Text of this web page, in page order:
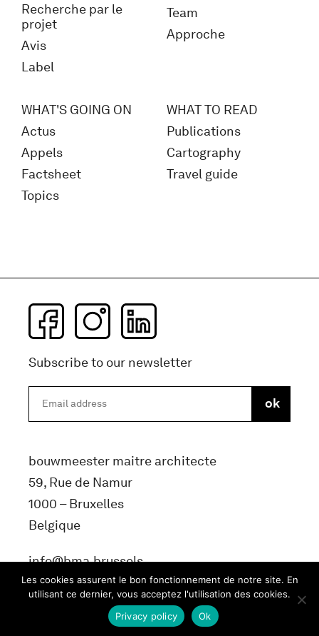
Recherche par le
projet
Avis
Label
Team
Approche
WHAT'S GOING ON
Actus
Appels
Factsheet
Topics
WHAT TO READ
Publications
Cartography
Travel guide
Subscribe to our newsletter
bouwmeester maitre architecte
59, Rue de Namur
1000 – Bruxelles
Belgique
info@bma.brussels
Les cookies assurent le bon fonctionnement de notre site. En
utilisant ce dernier, vous acceptez l'utilisation des cookies.
Ok
Privacy policy